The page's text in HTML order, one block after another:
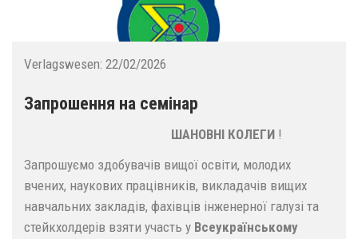
Verlagswesen: 22/02/2026
Запрошення на семінар
ШАНОВНІ КОЛЕГИ !
Запрошуємо здобувачів вищої освіти, молодих
вчених, наукових працівників, викладачів вищих
навчальних закладів, фахівців інженерної галузі та
стейкхолдерів взяти участь у Всеукраїнському